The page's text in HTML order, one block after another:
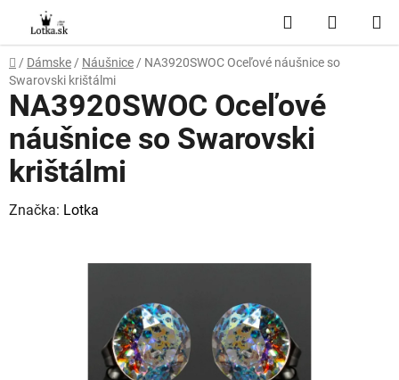
obsah
Hľadať
KOŠÍK
Domov
/ Dámske / Náušnice / NA3920SWOC Oceľové náušnice so
Swarovski krištálmi
NA3920SWOC Oceľové
náušnice so Swarovski
krištálmi
Značka: Lotka